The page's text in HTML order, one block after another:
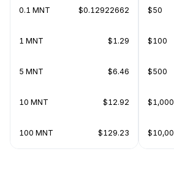
0.1 MNT $0.12922662
1 MNT $1.29
5 MNT $6.46
10 MNT $12.92
100 MNT $129.23
$50
$100
$500
$1,000